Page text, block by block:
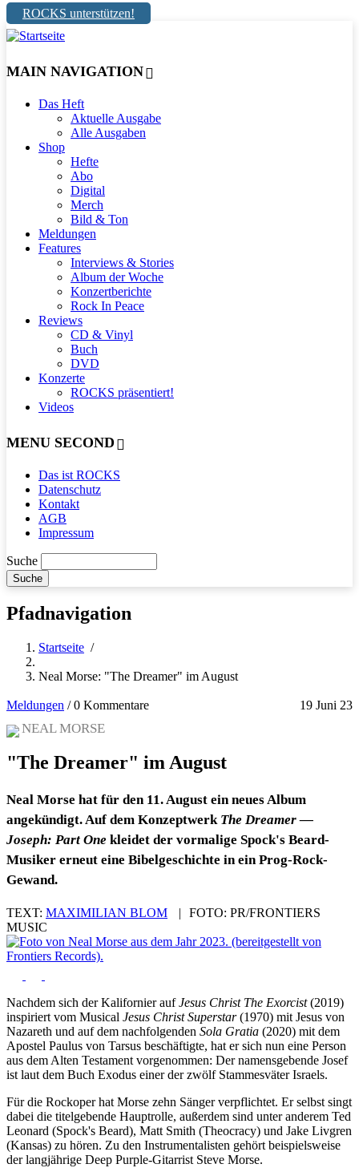
ROCKS unterstützen!
MAIN NAVIGATION
Das Heft
Aktuelle Ausgabe
Alle Ausgaben
Shop
Hefte
Abo
Digital
Merch
Bild & Ton
Meldungen
Features
Interviews & Stories
Album der Woche
Konzertberichte
Rock In Peace
Reviews
CD & Vinyl
Buch
DVD
Konzerte
ROCKS präsentiert!
Videos
MENU SECOND
Das ist ROCKS
Datenschutz
Kontakt
AGB
Impressum
Suche
Pfadnavigation
Startseite /
Neal Morse: "The Dreamer" im August
Meldungen 19 Juni 23
/0 Kommentare
NEAL MORSE
"The Dreamer" im August
Neal Morse hat für den 11. August ein neues Album
angekündigt. Auf dem Konzeptwerk The Dreamer —
Joseph: Part One kleidet der vormalige Spock's Beard-
Musiker erneut eine Bibelgeschichte in ein Prog-Rock-
Gewand.
TEXT: MAXIMILIAN BLOM | FOTO: PR/FRONTIERS
MUSIC
Nachdem sich der Kalifornier aufJesus Christ The Exorcist(2019)
inspiriert vom Musical Jesus Christ Superstar(1970) mit Jesus von
Nazareth und auf dem nachfolgenden Sola Gratia (2020) mit dem
Apostel Paulus von Tarsus beschäftigte, hat er sich nun eine Person
aus dem Alten Testament vorgenommen: Der namensgebende Josef
ist laut dem Buch Exodus einer der zwölf Stammesväter Israels.
Für die Rockoper hat Morse zehn Sänger verpflichtet. Er selbst singt
dabei die titelgebende Hauptrolle, außerdem sind unter anderem Ted
Leonard (Spock's Beard), Matt Smith (Theocracy) und Jake Livgren
(Kansas) zu hören. Zu den Instrumentalisten gehört beispielsweise
der langjährige Deep Purple-Gitarrist Steve Morse.